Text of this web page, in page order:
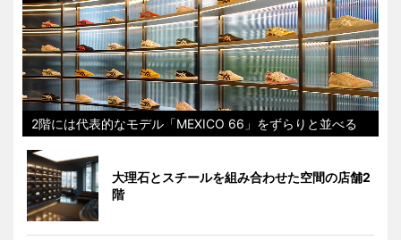
2階には代表的なモデル「MEXICO 66」をずらりと並べる
大理石とスチールを組み合わせた空間の店舗2
階